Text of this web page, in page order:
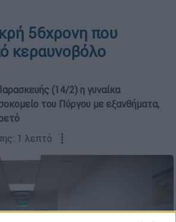
56χρονη που
κεραυνοβόλο
(14/2) η γυναίκα
του Πύργου με εξανθήματα,
1 λεπτό ┋